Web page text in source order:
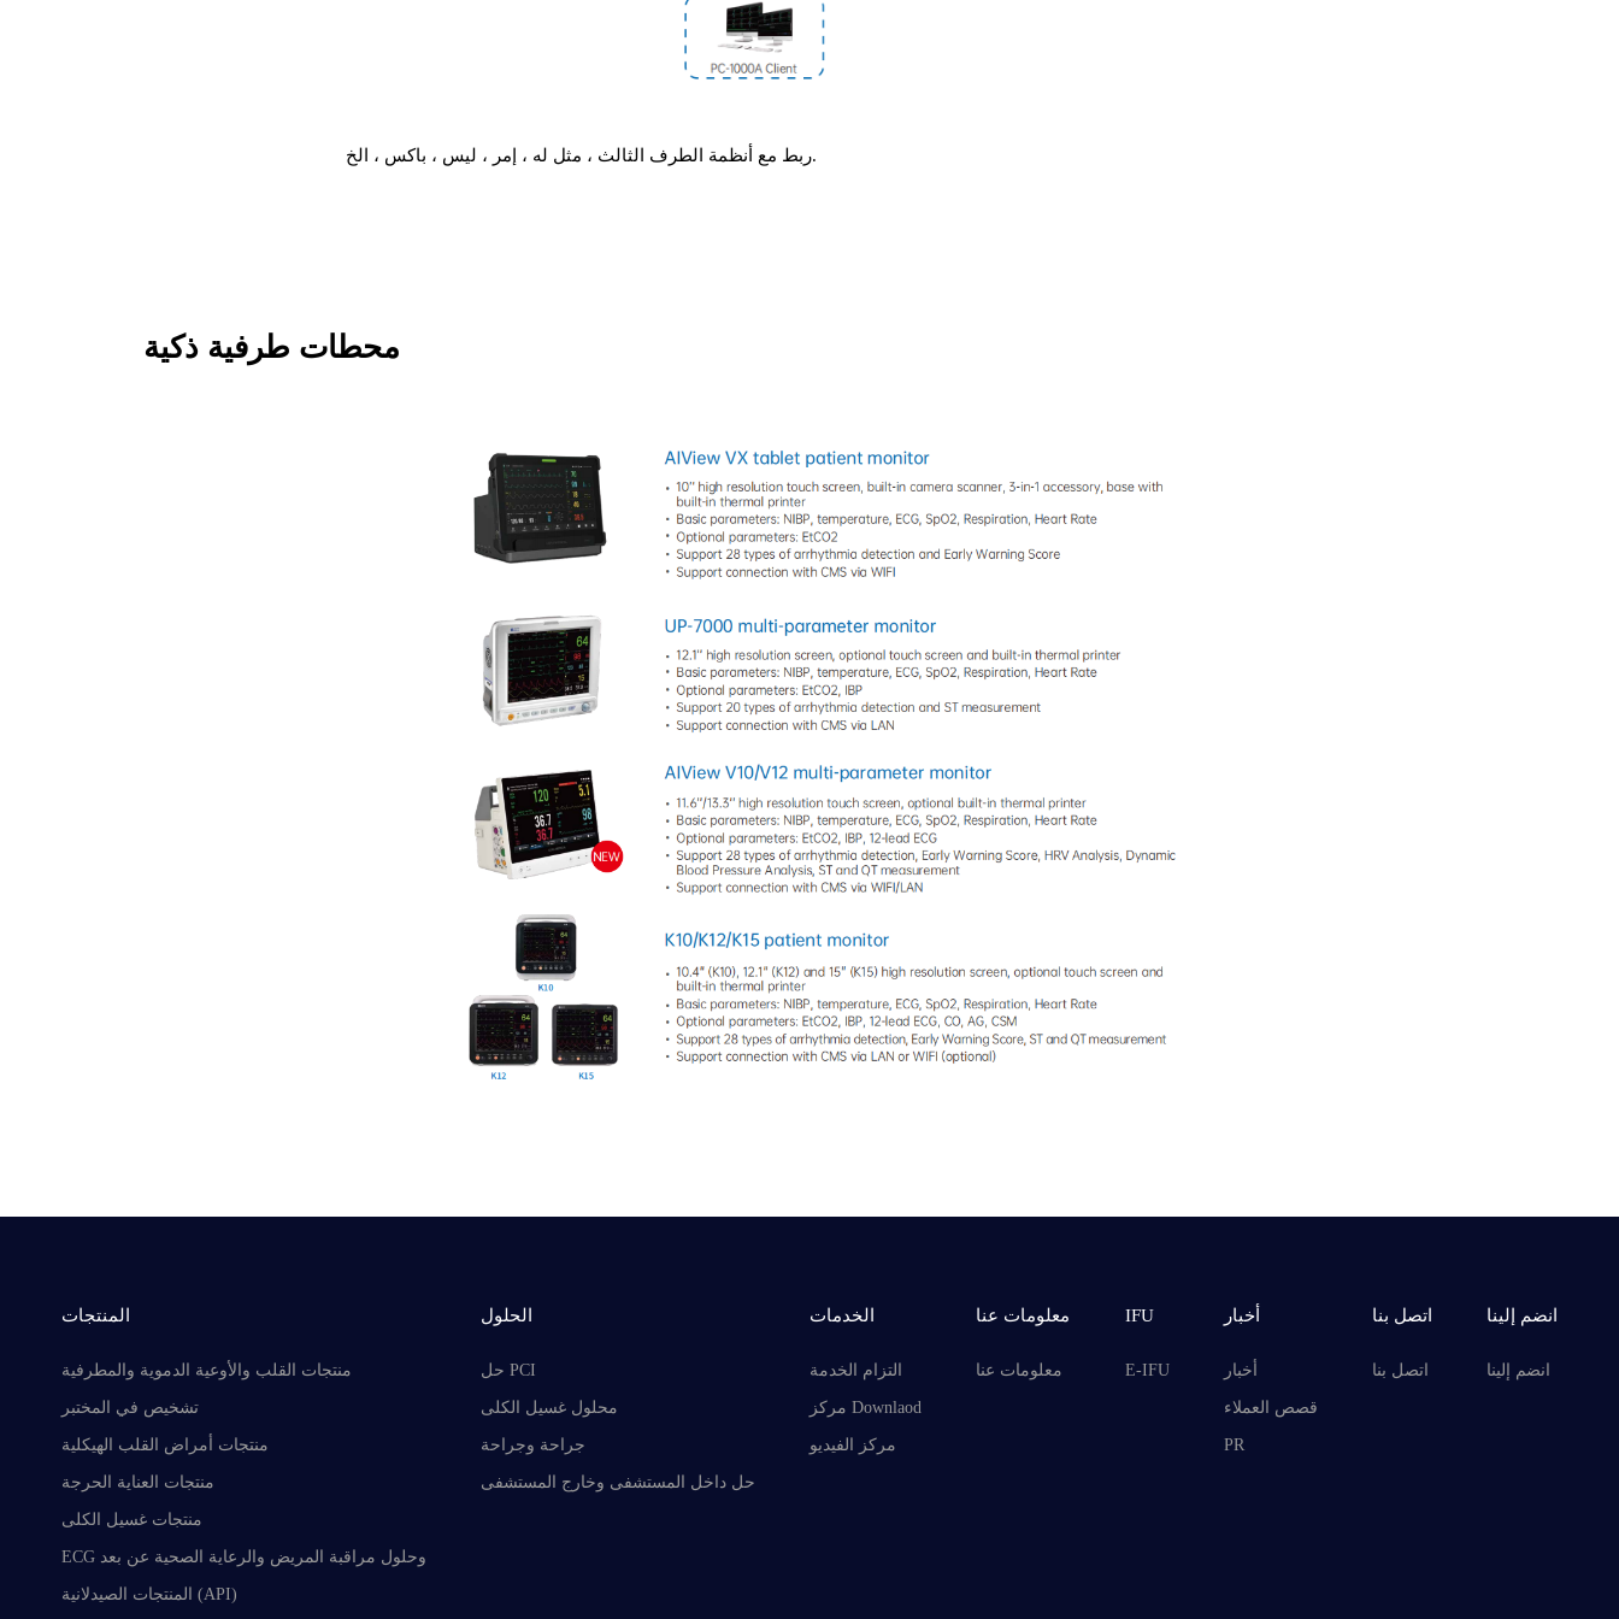
ربط مع أنظمة الطرف الثالث ، مثل له ، إمر ، ليس ، باكس ، الخ.
محطات طرفية ذكية
المنتجات
منتجات القلب والأوعية الدموية والمطرفية
تشخيص في المختبر
منتجات أمراض القلب الهيكلية
منتجات العناية الحرجة
منتجات غسيل الكلى
ECG وحلول مراقبة المريض والرعاية الصحية عن بعد
المنتجات الصيدلانية (API)
الحلول
حل PCI
محلول غسيل الكلى
جراحة وجراحة
حل داخل المستشفى وخارج المستشفى
الخدمات
التزام الخدمة
مركز Downlaod
مركز الفيديو
معلومات عنا
معلومات عنا
IFU
E-IFU
أخبار
أخبار
قصص العملاء
PR
اتصل بنا
اتصل بنا
انضم إلينا
انضم إلينا